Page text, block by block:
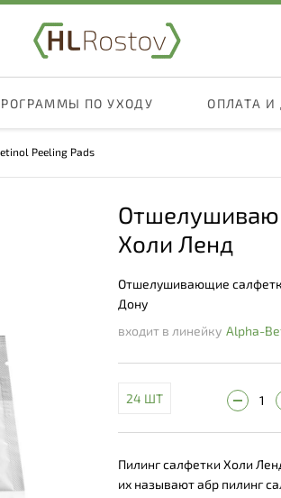
ПО УХОДУ ОПЛАТА И
Peeling Pads
Холи Ленд
Отшелушивающие
Дону
входит в линейку Alpha-
24 ШТ
Пилинг салфетки Холи
их называют абр пилинг